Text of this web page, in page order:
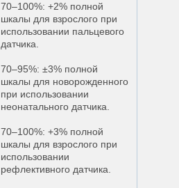
70–100%: +2% полной
шкалы для взрослого при
использовании пальцевого
датчика.
70–95%: ±3% полной
шкалы для новорожденного
при использовании
неонатального датчика.
70–100%: +3% полной
шкалы для взрослого при
использовании
рефлективного датчика.